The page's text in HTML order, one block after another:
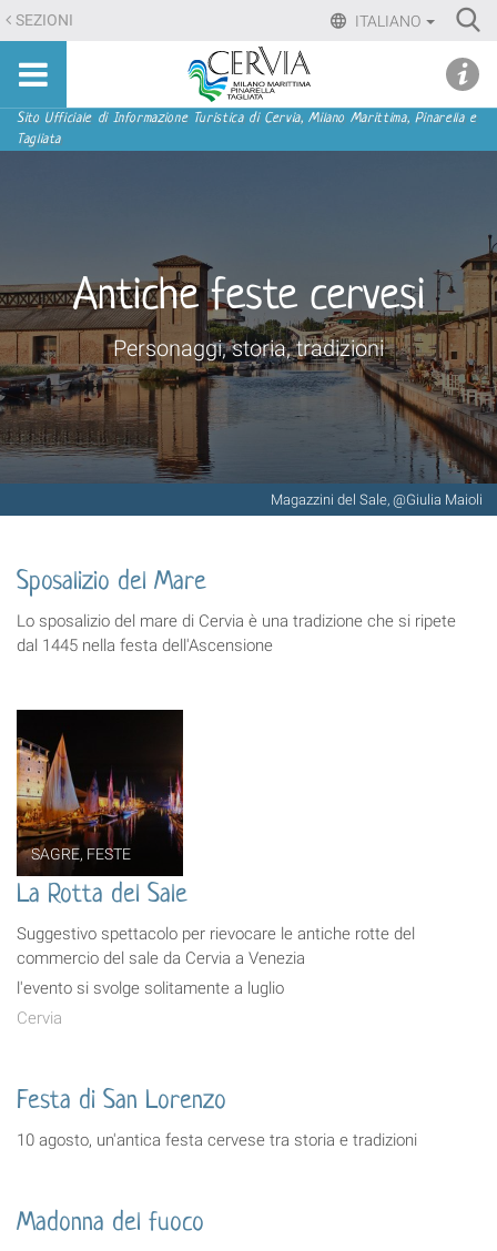
Salta
ai
contenuti.
Salta
alla
ITALIANO
SEZIONI
Sito
turistico
ufficiale
Tagliata
Sezioni
Sito Ufficiale di Informazione Turistica di Cervia, Milano Marittima, Pinarella e
Tagliata
Magazzini del Sale, @Giulia Maioli
Antiche feste cervesi
Personaggi, storia, tradizioni
Sposalizio del Mare
Lo sposalizio del mare di Cervia è una tradizione che si ripete
dal 1445 nella festa dell'Ascensione
SAGRE, FESTE
La Rotta del Sale
Suggestivo spettacolo per rievocare le antiche rotte del
commercio del sale da Cervia a Venezia
l'evento si svolge solitamente a luglio
Cervia
Festa di San Lorenzo
10 agosto, un'antica festa cervese tra storia e tradizioni
Madonna del fuoco
menu